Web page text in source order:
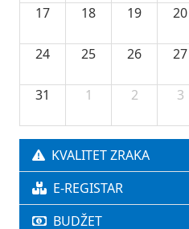
17 18 19 20
24 25 26 27
31 1 2 3
KVALITET ZRAKA
E-REGISTAR
BUDŽET